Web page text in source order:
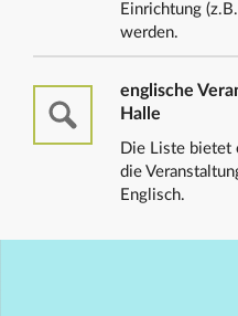
Einrichtung
werden.
englische
Halle
Die Liste bietet
die
Englisch.